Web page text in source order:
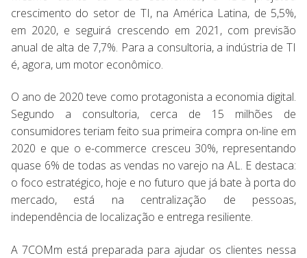
crescimento do setor de TI, na América Latina, de 5,5%,
em 2020, e seguirá crescendo em 2021, com previsão
anual de alta de 7,7%. Para a consultoria, a indústria de TI
é, agora, um motor econômico.
O ano de 2020 teve como protagonista a economia digital.
Segundo a consultoria, cerca de 15 milhões de
consumidores teriam feito sua primeira compra on-line em
2020 e que o e-commerce cresceu 30%, representando
quase 6% de todas as vendas no varejo na AL. E destaca:
o foco estratégico, hoje e no futuro que já bate à porta do
mercado, está na centralização de pessoas,
independência de localização e entrega resiliente.
A 7COMm está preparada para ajudar os clientes nessa